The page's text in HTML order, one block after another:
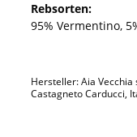
Rebsorten:
95% Vermentino,
Hersteller: Aia Vecchia
Castagneto Carducci,